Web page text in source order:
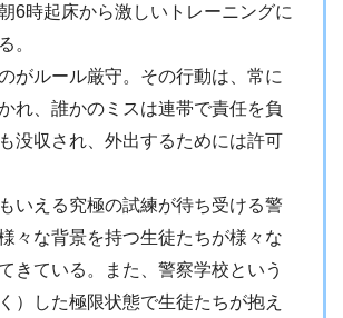
6時起床から激しいトレーニングに
。
がルール厳守。その行動は、常に
れ、誰かのミスは連帯で責任を負
没収され、外出するためには許可
いえる究極の試練が待ち受ける警
々な背景を持つ生徒たちが様々な
きている。また、警察学校という
）した極限状態で生徒たちが抱え